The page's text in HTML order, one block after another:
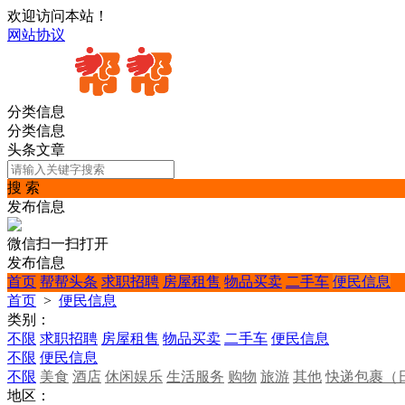
欢迎访问本站！
网站协议
分类信息
分类信息
头条文章
搜 索
发布信息
微信扫一扫打开
发布信息
首页 帮帮头条 求职招聘 房屋租售 物品买卖 二手车 便民信息
首页 > 便民信息
类别：
不限 求职招聘 房屋租售 物品买卖 二手车 便民信息
不限 便民信息
不限 美食 酒店 休闲娱乐 生活服务 购物 旅游 其他 快递包裹（
地区：